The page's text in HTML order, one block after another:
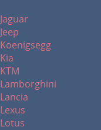
Jaguar
Jeep
Koenigsegg
Kia
KTM
Lamborghini
Lancia
Lexus
Lotus